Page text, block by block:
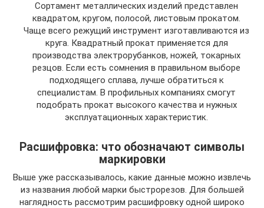
Сортамент металлических изделий представлен
квадратом, кругом, полосой, листовым прокатом.
Чаще всего режущий инструмент изготавливаются из
круга. Квадратный прокат применяется для
производства электрорубанков, ножей, токарных
резцов. Если есть сомнения в правильном выборе
подходящего сплава, лучше обратиться к
специалистам. В профильных компаниях смогут
подобрать прокат высокого качества и нужных
эксплуатационных характеристик.
Расшифровка: что обозначают символы
маркировки
Выше уже рассказывалось, какие данные можно извлечь
из названия любой марки быстрорезов. Для большей
наглядность рассмотрим расшифровку одной широко